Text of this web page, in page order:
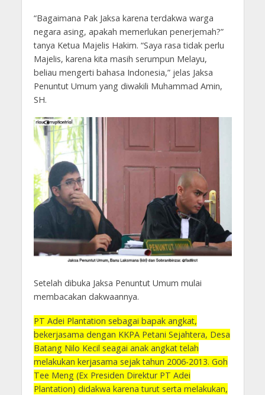
“Bagaimana Pak Jaksa karena terdakwa warga
negara asing, apakah memerlukan penerjemah?”
tanya Ketua Majelis Hakim. “Saya rasa tidak perlu
Majelis, karena kita masih serumpun Melayu,
beliau mengerti bahasa Indonesia,” jelas Jaksa
Penuntut Umum yang diwakili Muhammad Amin,
SH.
Setelah dibuka Jaksa Penuntut Umum mulai
membacakan dakwaannya.
PT Adei Plantation sebagai bapak angkat,
bekerjasama dengan KKPA Petani Sejahtera, Desa
Batang Nilo Kecil seagai anak angkat telah
melakukan kerjasama sejak tahun 2006-2013. Goh
Tee Meng (Ex Presiden Direktur PT Adei
Plantation) didakwa karena turut serta melakukan,